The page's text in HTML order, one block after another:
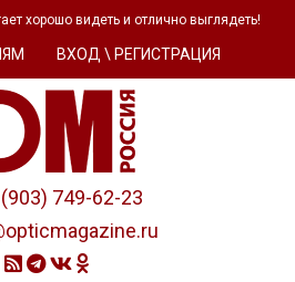
хорошо видеть и отлично выглядеть!
ВХОД \ РЕГИСТРАЦИЯ
749-62-23